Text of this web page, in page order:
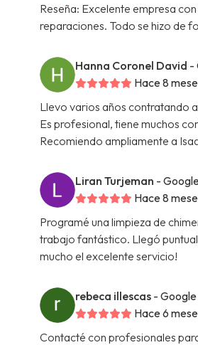
Reseña: Excelente empresa
reparaciones. Todo se hizo de
Hanna Coronel David -
Hace 8
Llevo varios años contratando
Es profesional, tiene muchos
Recomiendo ampliamente a
Liran Turjeman -
Hace 8
Programé una limpieza de
trabajo fantástico. Llegó
mucho el excelente servicio!
rebeca illescas -
Hace 6
Contacté con profesionales